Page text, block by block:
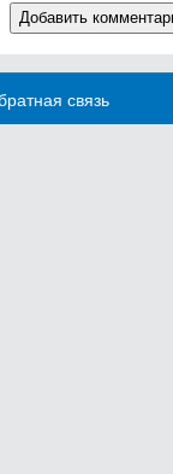
связь